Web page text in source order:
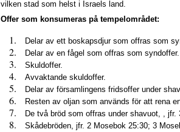
vilken stad som helst i Israels land.
Offer som konsumeras på tempelområdet:
Delar av ett boskapsdjur som offras som
Delar av en fågel som offras som syndoffer.
Skuldoffer.
Avvaktande skuldoffer.
Delar av församlingens fridsoffer under
Resten av oljan som används för att rena
De två bröd som offras under shavuot, , jfr.
Skådebröden, jfr. 2 Mosebok 25:30; 3